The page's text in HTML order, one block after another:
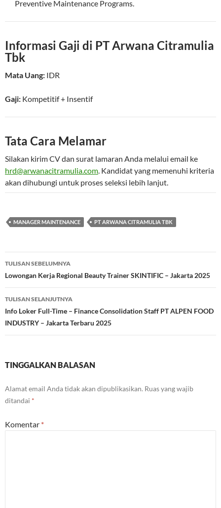
Preventive Maintenance Programs.
Informasi Gaji di PT Arwana Citramulia
Tbk
Mata Uang: IDR
Gaji: Kompetitif+ Insentif
Tata Cara Melamar
Silakan kirim CV dan surat lamaran Anda melalui email ke
hrd@arwanacitramulia.com. Kandidat yang memenuhi kriteria
akan dihubungi untuk proses seleksi lebih lanjut.
MANAGER MAINTENANCE PT ARWANA CITRAMULIA TBK
Navigasi
Tulisan
TULISAN SEBELUMNYA
Lowongan Kerja Regional Beauty Trainer SKINTIFIC – Jakarta 2025
TULISAN SELANJUTNYA
Info Loker Full-Time – Finance Consolidation Staff PT ALPEN FOOD
INDUSTRY – Jakarta Terbaru 2025
TINGGALKAN BALASAN
Alamat email Anda tidak akan dipublikasikan. Ruas yang wajib
ditandai *
Komentar *